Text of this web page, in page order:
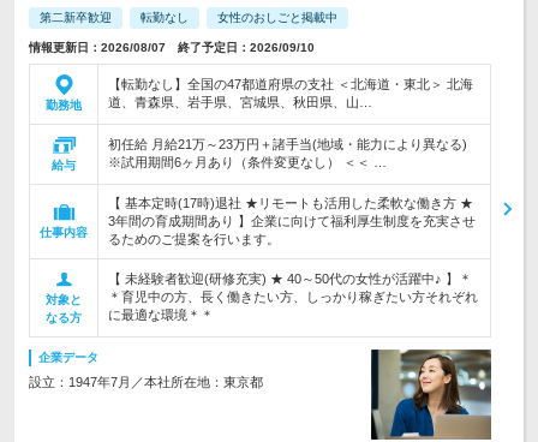
第二新卒歓迎 転勤なし 女性のおしごと掲載中
情報更新日：2026/08/07 終了予定日：2026/09/10
勤務地
【転勤なし】全国の47都道府県の支社 ＜北海道・東北＞ 北海
道、青森県、岩手県、宮城県、秋田県、山…
給与
初任給 月給21万～23万円＋諸手当(地域・能力により異なる)
※試用期間6ヶ月あり（条件変更なし） ＜＜ …
仕事内容
【 基本定時(17時)退社 ★リモートも活用した柔軟な働き方 ★
3年間の育成期間あり 】企業に向けて福利厚生制度を充実させ
るためのご提案を行います。
対象と
なる方
【 未経験者歓迎(研修充実) ★ 40～50代の女性が活躍中♪ 】＊
＊育児中の方、長く働きたい方、しっかり稼ぎたい方それぞれ
に最適な環境＊＊
企業データ
設立：1947年7月／本社所在地：東京都